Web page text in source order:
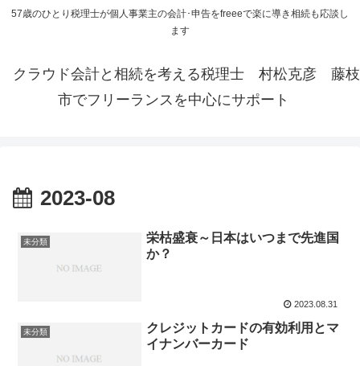
57歳のひとり税理士が個人事業主の会計･申告をfreeeで楽に導き相続も応談し
ます
クラウド会計と相続を考える税理士 村松克彦 藤枝
市でフリーランスを中心にサポート
2023-08
未分類
栄枯盛衰～日本はいつまで先進国
か？
2023.08.31
未分類
クレジットカードの有効利用とマ
イナンバーカード